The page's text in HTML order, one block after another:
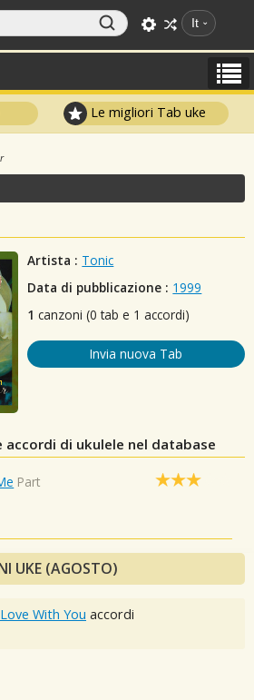
It
Le migliori Tab uke
Artista : Tonic
Data di pubblicazione : 1999
1 canzoni (0 tab e 1 accordi)
Invia nuova Tab
accordi di ukulele nel database
Part
UKE (AGOSTO)
With You accordi